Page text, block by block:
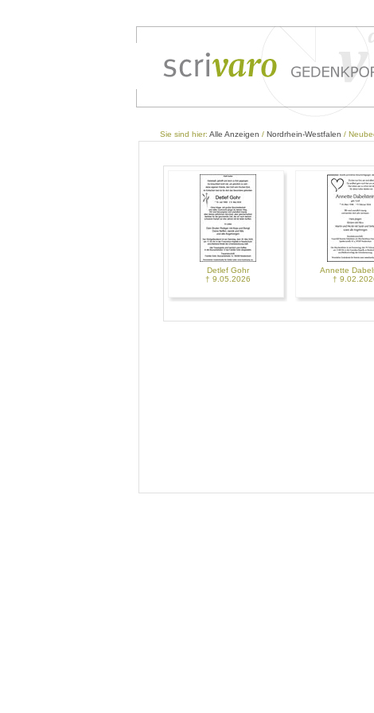
Sie sind hier: Alle Anzeigen / Nordrhein-Westfalen /
Detlef Gohr
† 9.05.2026
Annette
†